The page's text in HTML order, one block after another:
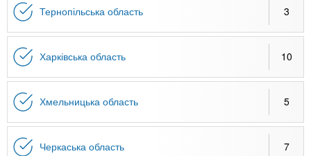
Тернопільська область 3
Харківська область 10
Хмельницька область 5
Черкаська область 7